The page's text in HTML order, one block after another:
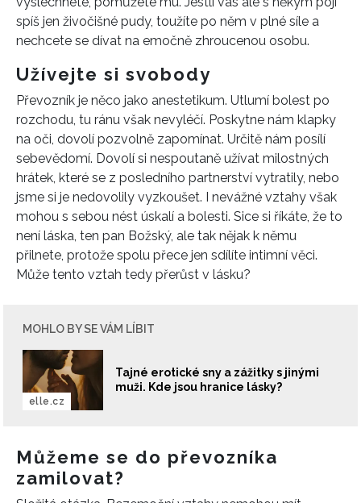
spíš jen živočišné pudy, toužíte po něm v plné síle a
nechcete se dívat na emočně zhroucenou osobu.
Užívejte si svobody
Převozník je něco jako anestetikum. Utlumí bolest po
rozchodu, tu ránu však nevyléčí. Poskytne nám klapky
na oči, dovolí pozvolně zapomínat. Určitě nám posílí
sebevědomí. Dovolí si nespoutaně užívat milostných
hrátek, které se z posledního partnerství vytratily, nebo
jsme si je nedovolily vyzkoušet. I nevážné vztahy však
mohou s sebou nést úskalí a bolesti. Sice si říkáte, že to
není láska, ten pan Božský, ale tak nějak k němu
přilnete, protože spolu přece jen sdílíte intimní věci.
Může tento vztah tedy přerůst v lásku?
MOHLO BY SE VÁM LÍBIT
Tajné erotické sny a zážitky s jinými
muži. Kde jsou hranice lásky?
elle.cz
Můžeme se do převozníka
zamilovat?